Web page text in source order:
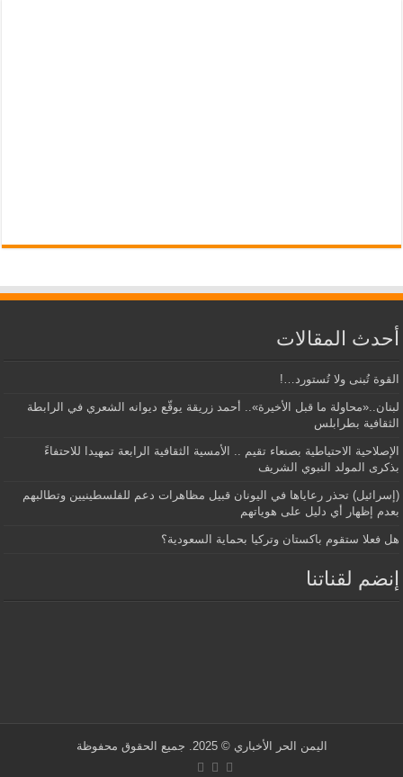
أحدث المقالات
القوة تُبنى ولا تُستورد…!
لبنان..«محاولة ما قبل الأخيرة».. أحمد زريقة يوقّع ديوانه الشعري في الرابطة
الثقافية بطرابلس
الإصلاحية الاحتياطية بصنعاء تقيم .. الأمسية الثقافية الرابعة تمهيدا للاحتفاءً
بذكرى المولد النبوي الشريف
(إسرائيل) تحذر رعاياها في اليونان قبيل مظاهرات دعم للفلسطينيين وتطالبهم
بعدم إظهار أي دليل على هوياتهم
هل فعلا ستقوم باكستان وتركيا بحماية السعودية؟
إنضم لقناتنا
اليمن الحر الأخباري © 2025. جميع الحقوق محفوظة